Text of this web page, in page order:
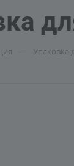
Упаковка